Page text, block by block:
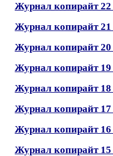
Журнал копирайт 22
Журнал копирайт
Журнал копирайт 20
Журнал копирайт 19
Журнал копирайт 18
Журнал копирайт 17
Журнал копирайт 16
Журнал копирайт 15